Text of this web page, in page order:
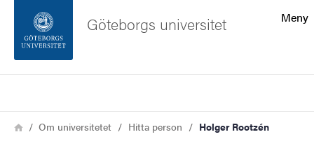
Sidfoten
Meny
Göteborgs universitet
Länkstig
HemOm universitetet Hitta person Holger Rootzén